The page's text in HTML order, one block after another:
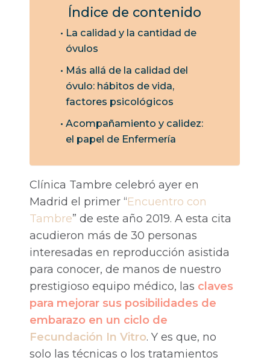
Índice de contenido
La calidad y la cantidad de
óvulos
Más allá de la calidad del
óvulo: hábitos de vida,
factores psicológicos
Acompañamiento y calidez:
el papel de Enfermería
Clínica Tambre celebró ayer en
Madrid el primer “Encuentro con
Tambre” de este año 2019. A esta cita
acudieron más de 30 personas
interesadas en reproducción asistida
para conocer, de manos de nuestro
prestigioso equipo médico, las claves
para mejorar sus posibilidades de
embarazo en un ciclo de
Fecundación In Vitro. Y es que, no
solo las técnicas o los tratamientos